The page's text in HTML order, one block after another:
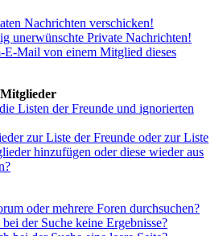
Nachrichten verschicken!
unerwünschte Private Nachrichten!
E-Mail von einem Mitglied dieses
Listen der Freunde und ignorierten
zur Liste der Freunde oder zur Liste
hinzufügen oder diese wieder aus
oder mehrere Foren durchsuchen?
der Suche keine Ergebnisse?